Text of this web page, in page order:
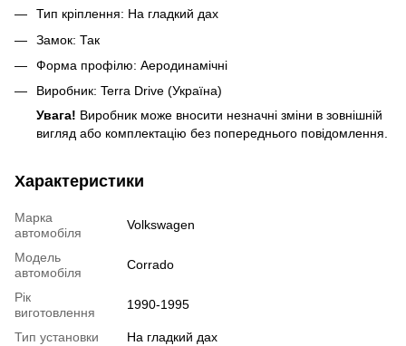
Тип кріплення: На гладкий дах
Замок: Так
Форма профілю: Аеродинамічні
Виробник: Terra Drive (Україна)
Увага! Виробник може вносити незначні зміни в зовнішній
вигляд або комплектацію без попереднього повідомлення.
Характеристики
Марка
автомобіля
Volkswagen
Модель
автомобіля
Corrado
Рік
виготовлення
1990-1995
Тип установки
На гладкий дах